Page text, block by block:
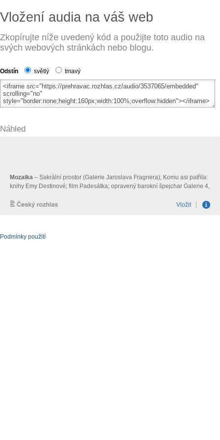
Vložení audia na váš web
Zkopírujte níže uvedený kód a použijte toto audio na
svých webových stránkách nebo blogu.
Odstín světlý tmavý
Náhled
Podmínky použití